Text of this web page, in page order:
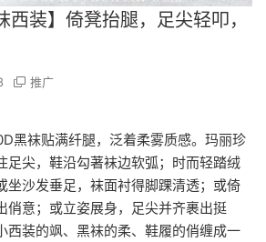
装】倚凳抬腿，足尖轻叩，
推广
黑袜贴满纤腿，泛着柔雾质感。玛丽珍
足尖，鞋沿勾著袜边软弧；时而轻踏绒
坐沙发垂足，袜面衬得脚踝清透；或倚
俏意；或立姿展身，足尖并齐裹出挺
西装的飒、黑袜的柔、鞋履的俏缠成一